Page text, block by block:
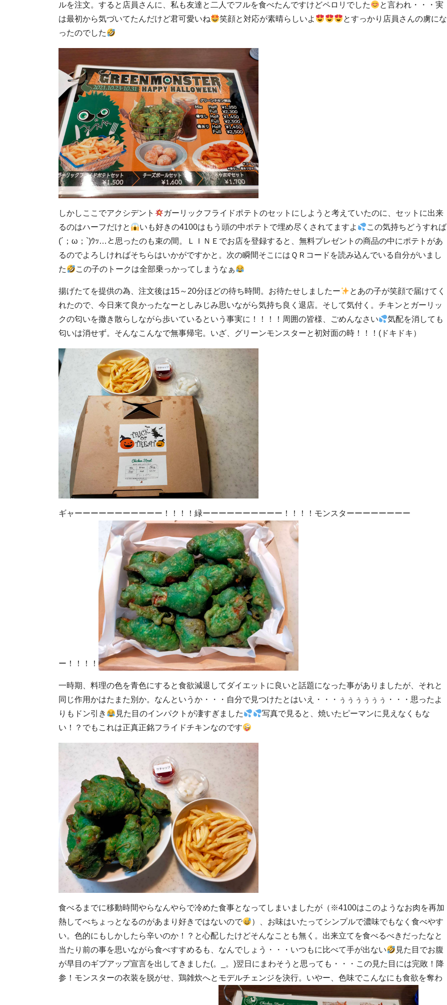
ルを注文。すると店員さんに、私も友達と二人でフルを食べたんですけどペロリでした
と言われ・・・実
は最初から気づいてたんだけど君可愛いね
笑顔と対応が素晴らしいよ
とすっかり店員さんの虜にな
ったのでした
しかしここでアクシデント
ガーリックフライドポテトのセットにしようと考えていたのに、セットに出来
るのはハーフだけと
いも好きの4100はもう頭の中ポテトで埋め尽くされてますよ
この気持ちどうすれば
(´；ω；`)ｳｯ…と思ったのも束の間。ＬＩＮＥでお店を登録すると、無料プレゼントの商品の中にポテトがあ
るのでよろしければそちらはいかがですかと。次の瞬間そこにはＱＲコードを読み込んでいる自分がいまし
た
この子のトークは全部乗っかってしまうなぁ
揚げたてを提供の為、注文後は15～20分ほどの待ち時間。お待たせしましたー
とあの子が笑顔で届けてく
れたので、今日来て良かったなーとしみじみ思いながら気持ち良く退店。そして気付く。チキンとガーリッ
クの匂いを撒き散らしながら歩いているという事実に！！！！周囲の皆様、ごめんなさい
気配を消しても
匂いは消せず。そんなこんなで無事帰宅。いざ、グリーンモンスターと初対面の時！！！(ドキドキ）
ギャーーーーーーーーーーー！！！！緑ーーーーーーーーーー！！！！モンスターーーーーーーー
ー！！！！
一時期、料理の色を青色にすると食欲減退してダイエットに良いと話題になった事がありましたが、それと
同じ作用かはたまた別か。なんというか・・・自分で見つけたとはいえ・・・ぅぅぅぅぅぅ・・・思ったよ
りもドン引き
見た目のインパクトが凄すぎました
写真で見ると、焼いたピーマンに見えなくもな
い！？でもこれは正真正銘フライドチキンなのです
食べるまでに移動時間やらなんやらで冷めた食事となってしまいましたが（※4100はこのようなお肉を再加
熱してべちょっとなるのがあまり好きではないので
）、お味はいたってシンプルで濃味でもなく食べやす
い。色的にもしかしたら辛いのか！？と心配したけどそんなことも無く。出来立てを食べるべきだったなと
当たり前の事を思いながら食べすすめるも、なんでしょう・・・いつもに比べて手が出ない
見た目でお腹
が早目のギブアップ宣言を出してきました(。_。)翌日にまわそうと思っても・・・この見た目には完敗！降
参！モンスターの衣装を脱がせ、鶏雑炊へとモデルチェンジを決行。いやー、色味でこんなにも食欲を奪わ